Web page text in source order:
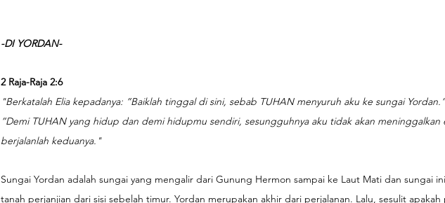
-DI YORDAN-
2 Raja-Raja 2:6
"Berkatalah Elia kepadanya: ”Baiklah tinggal di sini, sebab TUHAN menyuruh aku ke sungai
”Demi TUHAN yang hidup dan demi hidupmu sendiri, sesungguhnya aku tidak akan meninggalkan
berjalanlah keduanya."
Sungai Yordan adalah sungai yang mengalir dari Gunung Hermon sampai ke Laut Mati dan sungai
tanah perjanjian dari sisi sebelah timur. Yordan merupakan akhir dari perjalanan. Lalu, sesulit apakah